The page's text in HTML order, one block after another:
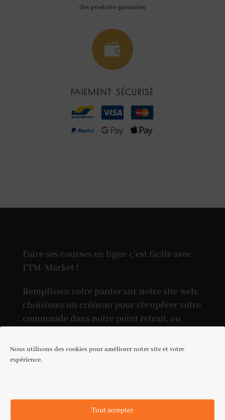
Nous utilisons des cookies pour améliorer notre site et votre
expérience.
Tout accepter
des produits garanties

PAIEMENT SÉCURISÉ
Faire ses courses en ligne c’est facile avec
FTM-Market !
Remplissez votre panier sur notre site web,
choisissez un créneau pour récupérer votre
commande dans notre point retrait, ou
domicile.